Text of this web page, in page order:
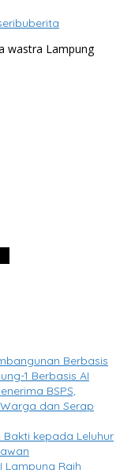
wastra Lampung
Berbasis
1 Berbasis AI
BSPS,
dan Serap
kepada Leluhur
Lampung Raih